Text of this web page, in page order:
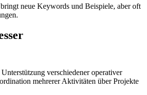
neue Keywords und Beispiele, aber oft
verschiedener operativer
mehrerer Aktivitäten über Projekte